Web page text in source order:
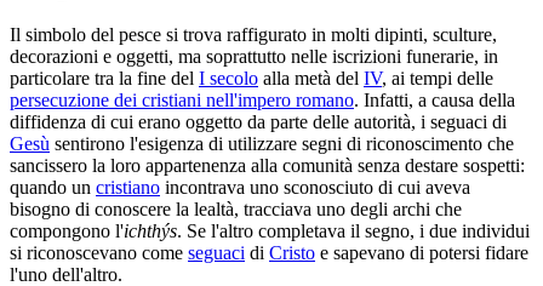
Il simbolo del pesce si trova raffigurato in molti dipinti, sculture,
decorazioni e oggetti, ma soprattutto nelle iscrizioni funerarie, in
particolare tra la fine del I secolo alla metà del IV, ai tempi delle
persecuzione dei cristiani nell'impero romano. Infatti, a causa della
diffidenza di cui erano oggetto da parte delle autorità, i seguaci di
Gesù sentirono l'esigenza di utilizzare segni di riconoscimento che
sancissero la loro appartenenza alla comunità senza destare sospetti:
quando un cristiano incontrava uno sconosciuto di cui aveva
bisogno di conoscere la lealtà, tracciava uno degli archi che
compongono l'ichthýs. Se l'altro completava il segno, i due individui
si riconoscevano come seguaci di Cristo e sapevano di potersi fidare
l'uno dell'altro.